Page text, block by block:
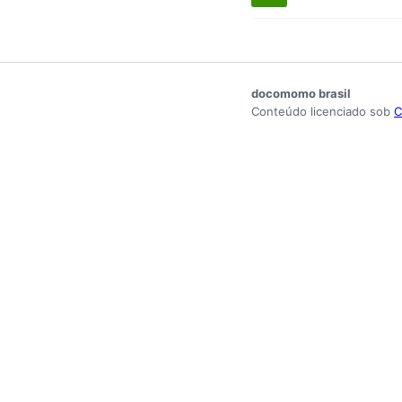
docomomo brasil
Conteúdo licenciado sob